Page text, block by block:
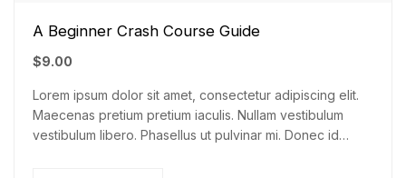
A Beginner Crash Course Guide
$9.00
Lorem ipsum dolor sit amet, consectetur adipiscing elit.
Maecenas pretium pretium iaculis. Nullam vestibulum
vestibulum libero. Phasellus ut pulvinar mi. Donec id